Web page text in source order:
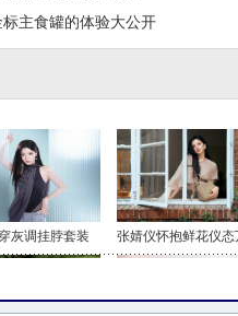
主食罐的体验大公开
灰调挂脖套装 张婧仪怀抱鲜花仪态